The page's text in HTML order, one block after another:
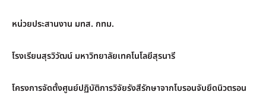
หน่วยประสานงาน มทส. กทม.
โรงเรียนสุรวิวัฒน์ มหาวิทยาลัยเทคโนโลยีสุรนารี
โครงการจัดตั้งศูนย์ปฏิบัติการวิจัยรังสีรักษาจากโบรอนจับยึดนิวตรอน